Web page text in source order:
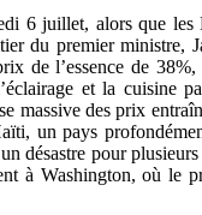
6 juillet, alors que
du premier ministre,
de l’essence de
et la cuisine
massive des prix
un pays
désastre pour
à Washington, où le